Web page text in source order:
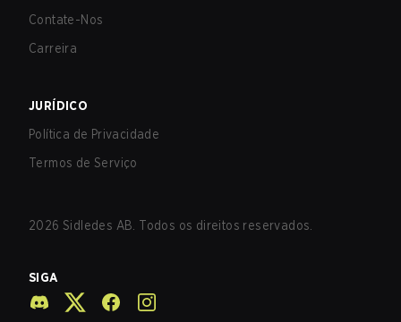
Contate-Nos
Carreira
JURÍDICO
Política de Privacidade
Termos de Serviço
2026 Sidledes AB. Todos os direitos reservados.
SIGA